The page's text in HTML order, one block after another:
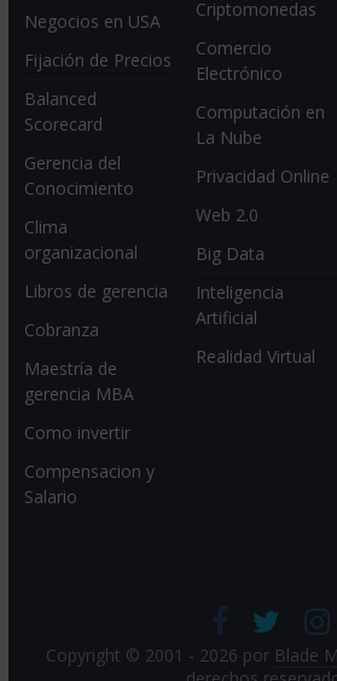
Negocios en USA
Fijación de Precios
Balanced
Scorecard
Gerencia del
Conocimiento
Clima
organizacional
Libros de gerencia
Cobranza
Maestría de
gerencia MBA
Como invertir
Compensacion y
Salario
Criptomonedas
Comercio
Electrónico
Computación en
La Nube
Privacidad Online
Web 2.0
Big Data
Inteligencia
Artificial
Realidad Virtual
Copyright © 2001 - 2026 por Blade